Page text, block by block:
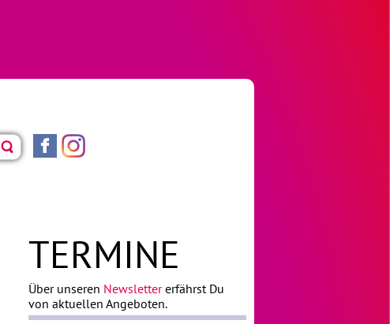
TERMINE
Über unseren Newslettererfährst Du
von aktuellen Angeboten.